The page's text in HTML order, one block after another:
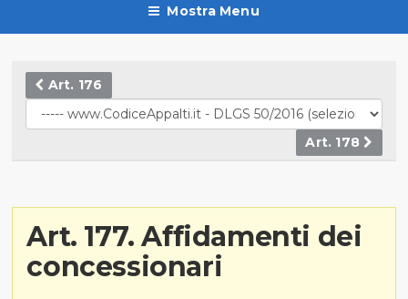
Mostra Menu
Art. 176
Art. 178
Art. 177. Affidamenti dei
concessionari